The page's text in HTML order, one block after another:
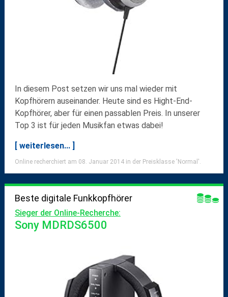
In diesem Post setzen wir uns mal wieder mit
Kopfhörern auseinander. Heute sind es Hight-End-
Kopfhörer, aber für einen passablen Preis. In unserer
Top 3 ist für jeden Musikfan etwas dabei!
[ weiterlesen... ]
Online recherchiert am 08. Januar 2014 in der Preisklasse 'Normal'.
Beste digitale Funkkopfhörer
Sieger der Online-Recherche:
Sony MDRDS6500